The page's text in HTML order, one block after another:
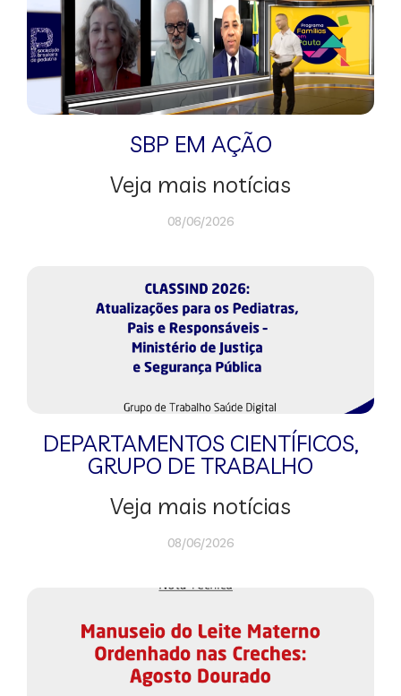
SBP EM AÇÃO
Veja mais notícias
08/06/2026
DEPARTAMENTOS CIENTÍFICOS,
GRUPO DE TRABALHO
Veja mais notícias
08/06/2026